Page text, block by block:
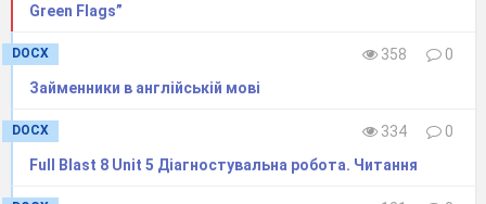
Green Flags”
DOCX 358
0
Займенники в англійській мові
DOCX 334
0
Full Blast 8 Unit 5 Діагностувальна робота. Читання